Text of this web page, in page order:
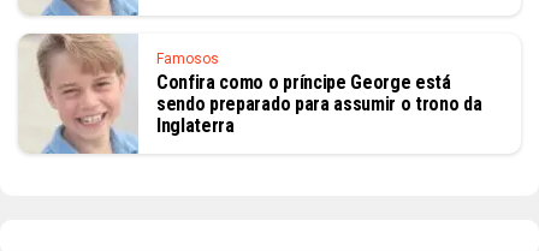
Famosos
Confira como o príncipe George está
sendo preparado para assumir o trono da
Inglaterra